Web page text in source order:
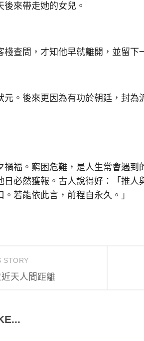
來帶走她的女兒。
問，才知他早就離開，並留下
。後來更因為有功於朝廷，封為
。窮困危難，是人生常會遇到
日必然獲報。古人說得好：「推
若能依此言，前程自永久。」
STORY
天人間距離